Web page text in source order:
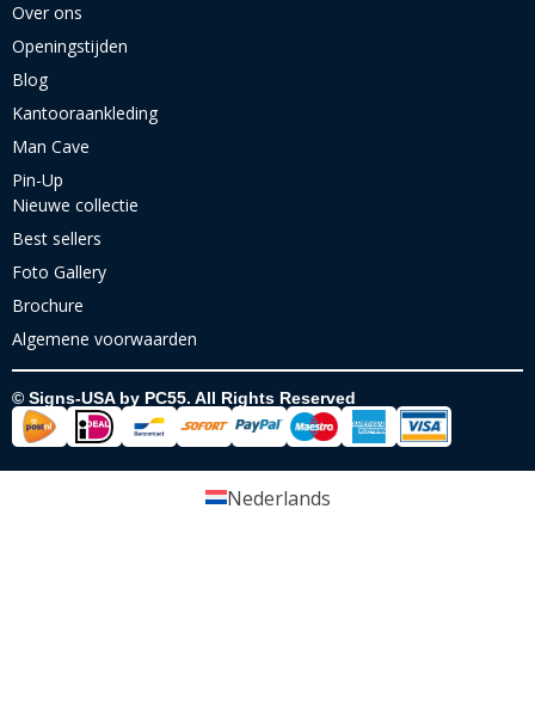
Over ons
Openingstijden
Blog
Kantooraankleding
Man Cave
Pin-Up
Nieuwe collectie
Best sellers
Foto Gallery
Brochure
Algemene voorwaarden
© Signs-USA by PC55. All Rights Reserved
Nederlands